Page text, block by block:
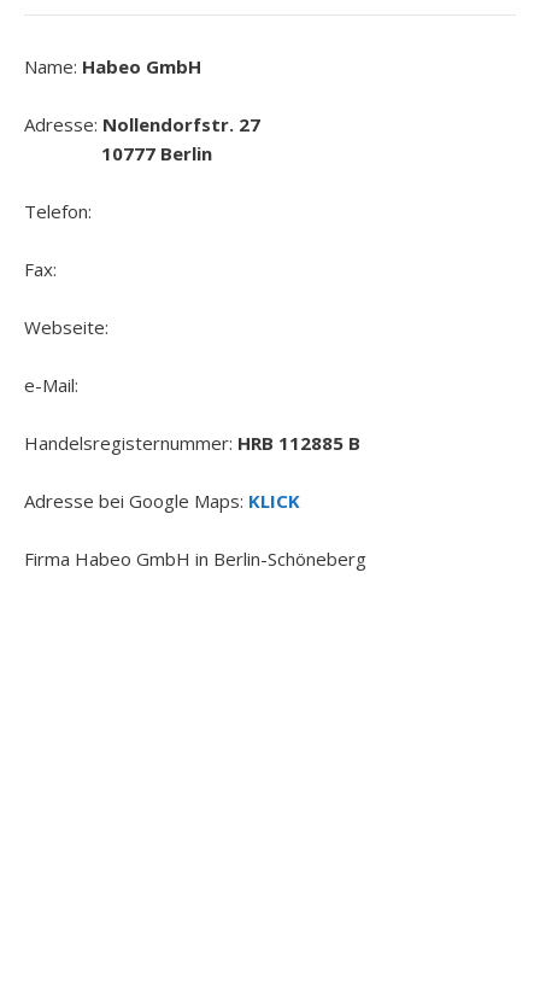
Name: Habeo GmbH
Adresse: Nollendorfstr. 27
10777 Berlin
Telefon:
Fax:
Webseite:
e-Mail:
Handelsregisternummer: HRB 112885 B
Adresse bei Google Maps: KLICK
Firma Habeo GmbH in Berlin-Schöneberg